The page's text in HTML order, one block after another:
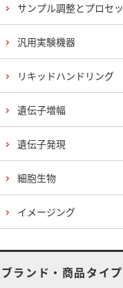
サンプル調整とプロセ
汎用実験機器
リキッドハンドリング
遺伝子増幅
遺伝子発現
細胞生物
イメージング
ブランド・商品タイ